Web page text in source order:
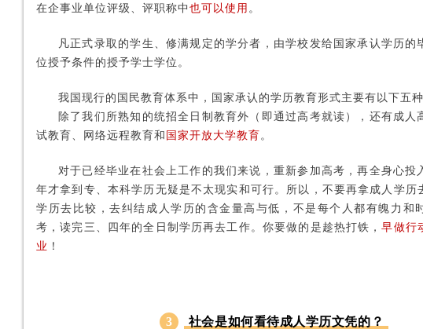
在企事业单位评级、评职称中 也可以使用 。
凡正式录取的学生、修满规定的学分者，由学校发给国家承认学历的
位授予条件的授予学士学位。
我国现行的国民教育体系中，国家承认的学历教育形式主要有以下五种
除了我们所熟知的统招全日制教育外（即通过高考就读），还有成人
试教育、网络远程教育和 国家开放大学教育 。
对于已经毕业在社会上工作的我们来说，重新参加高考，再全身心投
年才拿到专、本科学历无疑是不太现实和可行。所以，不要再拿成人学历
学历去比较，去纠结成人学历的含金量高与低，不是每个人都有魄力和
考，读完三、四年的全日制学历再去工作。你要做的是趁热打铁，早做行
业 ！
3 社会是如何看待成人学历文凭的？